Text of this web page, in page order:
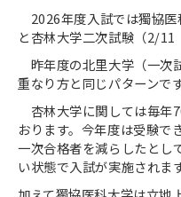
2026年度入試では獨協
と杏林大学二次試験（2/11
昨年度の北里大学（一次
重なり方と同じパターンです
杏林大学に関しては毎年
おります。今年度は受験で
一次合格者を減らしたとし
い状態で入試が実施されます